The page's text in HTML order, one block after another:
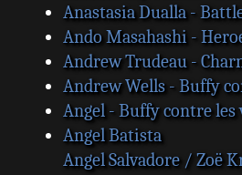
Anastasia Dualla -
Ando Masahashi -
Andrew Trudeau -
Andrew Wells - Buffy
Angel - Buffy contre
Angel Batista
Angel Salvadore / Zoë